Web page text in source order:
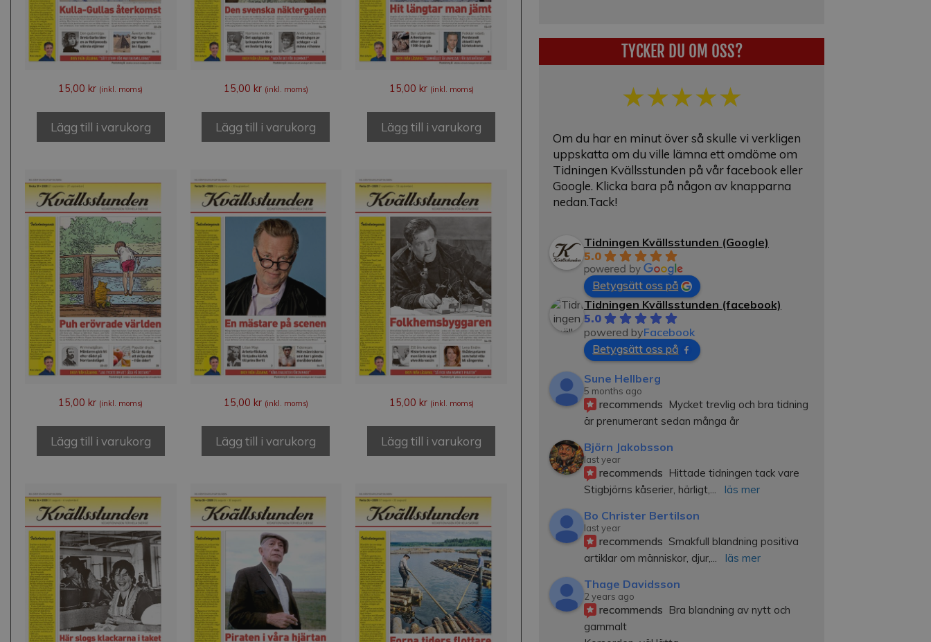
15,00kr (inkl. moms)
Lägg till i varukorg
15,00 kr (inkl. moms)
Lägg till i varukorg
15,00 kr (inkl. moms)
Lägg till i varukorg
15,00kr (inkl. moms)
Lägg till i varukorg
15,00 kr (inkl. moms)
Lägg till i varukorg
15,00 kr (inkl. moms)
Lägg till i varukorg
TYCKER DU OM OSS?
★★★★★
Om du har en minut över så skulle vi verkligen
uppskatta om du ville lämna ett omdöme om
Tidningen Kvällsstunden på vår facebook eller
Google. Klicka bara på någon av knapparna
nedan.Tack!
Tidningen Kvällsstunden (Google)
5.0
Betygsätt oss på
Tidningen Kvällsstunden (facebook)
5.0
powered byFacebook
Betygsätt oss på
Sune Hellberg
5 months ago
recommends Mycket trevlig och bra tidning
är prenumerant sedan många år
Björn Jakobsson
last year
recommends Hittade tidningen tack vare
Stigbjörns kåserier, härligt,... läs mer
Bo Christer Bertilson
last year
recommends Smakfull blandning positiva
artiklar om människor, djur,... läs mer
Thage Davidsson
2 years ago
recommends Bra blandning av nytt och
gammalt